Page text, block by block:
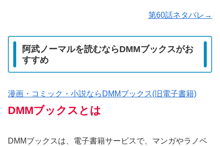
第60話ネタバレ→
阿武ノーマルを読むならDMMブックスがお
すすめ
漫画・コミック・小説ならDMMブックス(旧電子書籍)
DMMブックスとは
DMMブックスは、電子書籍サービスで、マンガやラノベ